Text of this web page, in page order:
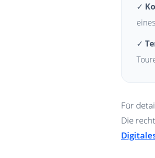
✓
✓
Für
Die